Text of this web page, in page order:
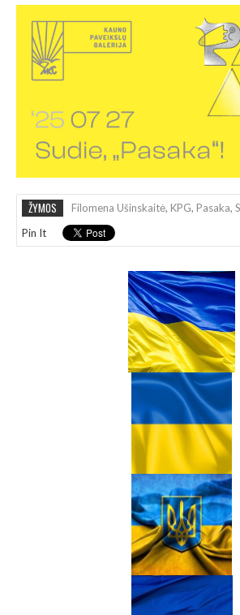
ŽYMOS Filomena Ušinskaitė, KPG, Pasaka,
Pin It